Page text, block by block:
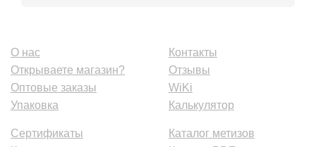
О нас
Открываете магазин?
Оптовые заказы
Упаковка
Контакты
Отзывы
WiKi
Калькулятор
Сертификаты
Каталог метизов